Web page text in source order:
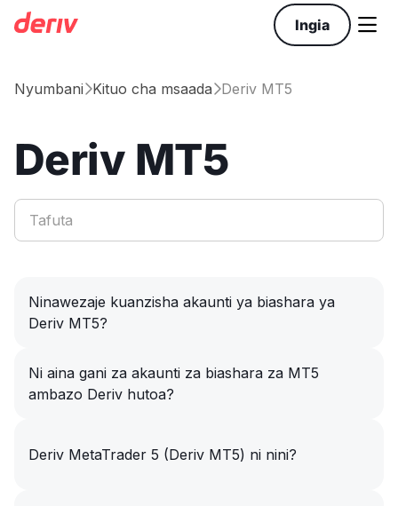
Ingia 
NyumbaniKituo cha msaadaDeriv MT5
Deriv MT5
Ninawezaje kuanzisha akaunti ya biashara ya
Deriv MT5?
Ni aina gani za akaunti za biashara za MT5
ambazo Deriv hutoa?
Deriv MetaTrader 5 (Deriv MT5) ni nini?